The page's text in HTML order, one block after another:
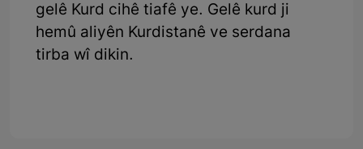
gelê Kurd cihê tiafê ye. Gelê kurd ji
hemû aliyên Kurdistanê ve serdana
tirba wî dikin.